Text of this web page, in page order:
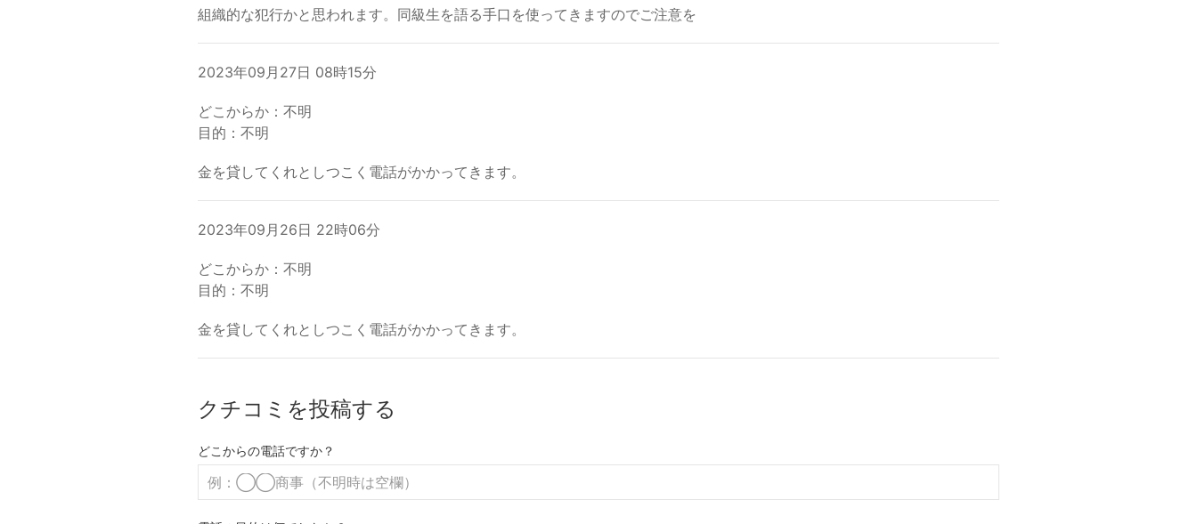
組織的な犯行かと思われます。同級生を語る手口を使ってきますのでご注意を
2023年09月27日 08時15分
どこからか：不明
目的：不明
金を貸してくれとしつこく電話がかかってきます。
2023年09月26日 22時06分
どこからか：不明
目的：不明
金を貸してくれとしつこく電話がかかってきます。
クチコミを投稿する
どこからの電話ですか？